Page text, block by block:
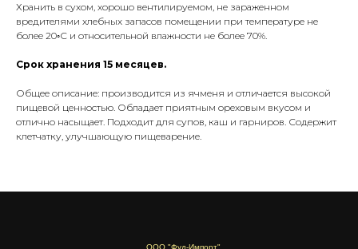
Хранить в сухом, хорошо вентилируемом, не зараженном
вредителями хлебных запасов помещении при температуре не
более 20◦С и относительной влажности не более 70%.
Срок хранения 15 месяцев.
Общее описание: производится из ячменя и отличается высокой
пищевой ценностью. Обладает приятным ореховым вкусом и
отлично насыщает. Подходит для супов, каш и гарниров. Содержит
клетчатку, улучшающую пищеварение.